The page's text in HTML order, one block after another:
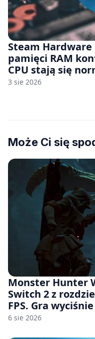
Steam Hardware
pamięci RAM
CPU stają się
3 sie 2026
Może Ci się
Monster Hunter
Switch 2 z
FPS. Gra
6 sie 2026